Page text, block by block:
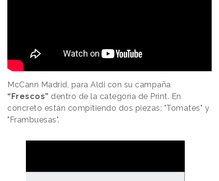
McCann Madrid, para Aldi con su campaña
“Frescos” dentro de la categoría de Print. En
concreto están compitiendo dos piezas: "Tomates" y
"Frambuesas".